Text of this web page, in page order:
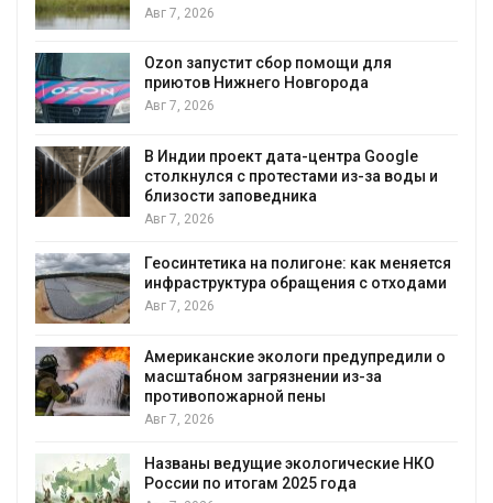
Авг 7, 2026
Ozon запустит сбор помощи для
приютов Нижнего Новгорода
Авг 7, 2026
В Индии проект дата-центра Google
столкнулся с протестами из-за воды и
близости заповедника
Авг 7, 2026
Геосинтетика на полигоне: как меняется
инфраструктура обращения с отходами
Авг 7, 2026
Американские экологи предупредили о
масштабном загрязнении из-за
противопожарной пены
Авг 7, 2026
Названы ведущие экологические НКО
России по итогам 2025 года